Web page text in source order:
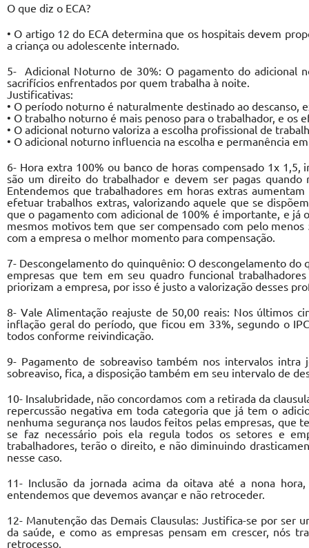
O que diz o ECA?
• O artigo 12 do ECA determina que os hospitais devem
a criança ou adolescente internado.
5- Adicional Noturno de 30%: O pagamento do adicional
sacrifícios enfrentados por quem trabalha à noite.
Justificativas:
• O período noturno é naturalmente destinado ao descanso,
• O trabalho noturno é mais penoso para o trabalhador, e os
• O adicional noturno valoriza a escolha profissional de
• O adicional noturno influencia na escolha e permanência
6- Hora extra 100% ou banco de horas compensado 1x
são um direito do trabalhador e devem ser pagas
Entendemos que trabalhadores em horas extras
efetuar trabalhos extras, valorizando aquele que se
que o pagamento com adicional de 100% é importante, e já
mesmos motivos tem que ser compensado com pelo
com a empresa o melhor momento para compensação.
7- Descongelamento do quinquênio: O descongelamento
empresas que tem em seu quadro funcional
priorizam a empresa, por isso é justo a valorização desses
8- Vale Alimentação reajuste de 50,00 reais: Nos últimos
inflação geral do período, que ficou em 33%, segundo o
todos conforme reivindicação.
9- Pagamento de sobreaviso também nos intervalos
sobreaviso, fica, a disposição também em seu intervalo de
10- Insalubridade, não concordamos com a retirada da
repercussão negativa em toda categoria que já tem o
nenhuma segurança nos laudos feitos pelas empresas, que
se faz necessário pois ela regula todos os setores e
trabalhadores, terão o direito, e não diminuindo
nesse caso.
11- Inclusão da jornada acima da oitava até a nona
entendemos que devemos avançar e não retroceder.
12- Manutenção das Demais Clausulas: Justifica-se por
da saúde, e como as empresas pensam em crescer, nós
retrocesso.